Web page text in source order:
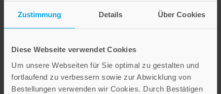
Zustimmung Details Über Cookies
Diese Webseite verwendet Cookies
Um unsere Webseiten für Sie optimal zu gestalten und
fortlaufend zu verbessern sowie zur Abwicklung von
Bestellungen verwenden wir Cookies. Durch Bestätigen
exkl.